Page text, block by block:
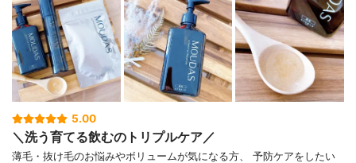
5.00
＼洗う育てる飲むのトリプルケア／
薄毛・抜け毛のお悩みやボリュームが気になる方、 予防ケアをしたい